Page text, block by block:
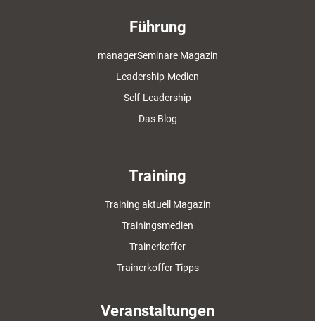
Führung
managerSeminare Magazin
Leadership-Medien
Self-Leadership
Das Blog
Training
Training aktuell Magazin
Trainingsmedien
Trainerkoffer
Trainerkoffer Tipps
Veranstaltungen